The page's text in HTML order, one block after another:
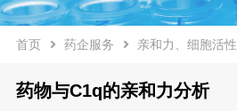
首页 药企服务 亲和力、细胞活性
药物与C1q的亲和力分析